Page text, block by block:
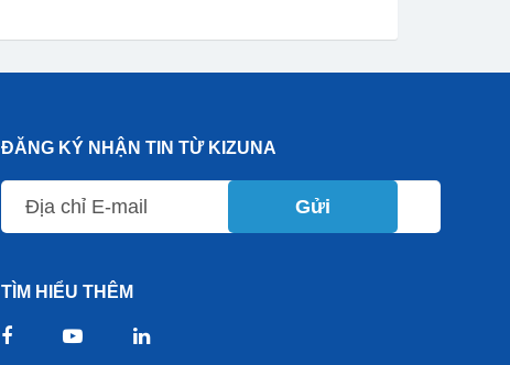
ĐĂNG KÝ NHẬN TIN TỪ KIZUNA
Gửi
TÌM HIỂU THÊM